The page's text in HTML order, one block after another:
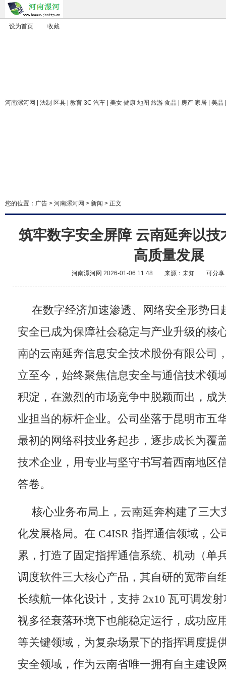
设为首页 收藏
河南漯河网 | 法制 区县 | 教育 3C 汽车 | 美女 健康 地图 旅游 食品 | 房产 家居 | 美品
您的位置： 广告 > 河南漯河网 > 新闻 > 正文
筑牢数字安全屏障 云南延奔以技
高质量发展
河南漯河网 2026-01-06 11:48 来源：未知 可分享
在数字经济加速渗透、网络安全形势日
安全已成为保障社会稳定与产业升级的核
南的云南延奔信息安全技术股份有限公司
立至今，始终聚焦信息安全与通信技术领
积淀，在激烈的市场竞争中脱颖而出，成
业担当的标杆企业。公司坐落于昆明市五
最初的网络科技业务起步，逐步成长为覆
技术企业，用专业与坚守书写着西南地区
答卷。
核心业务布局上，云南延奔构建了三大
化发展格局。在 C4ISR 指挥通信领域，公
累，打造了固定指挥通信系统、机动（单
调度软件三大核心产品，其自研的宽带自
长续航一体化设计，支持 2x10 瓦可调发
视多径衰落环境下也能稳定运行，成功应
等关键领域，为复杂场景下的指挥调度提
安全领域，作为云南省唯一拥有自主建设